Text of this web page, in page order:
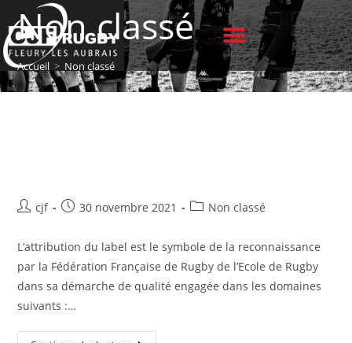
Non classé
Accueil > Non classé
cjf 30 novembre 2021 Non classé
L’attribution du label est le symbole de la reconnaissance
par la Fédération Française de Rugby de l’Ecole de Rugby
dans sa démarche de qualité engagée dans les domaines
suivants :…